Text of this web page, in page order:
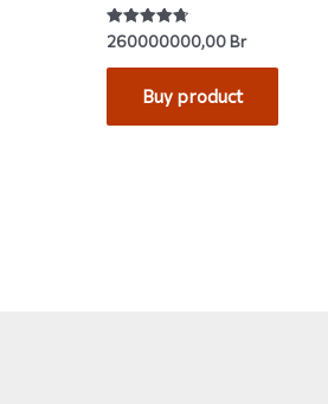
Rated
4.75
out of 5
260000000,00Br
Buy product